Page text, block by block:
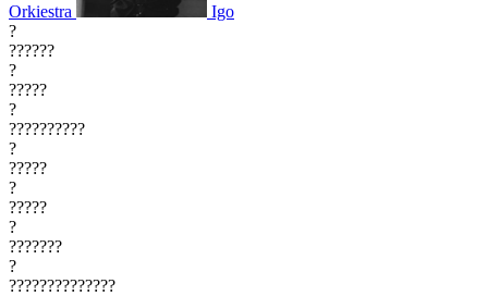
Orkiestra
Igo
?
??????
?
?????
?
??????????
?
?????
?
?????
?
???????
?
??????????????